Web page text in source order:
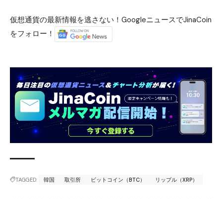
仮想通貨の最新情報を逃さない！GoogleニュースでJinaCoin
をフォロー！
TAGGED: 韓国 取引所 ビットコイン（BTC） リップル（XRP）